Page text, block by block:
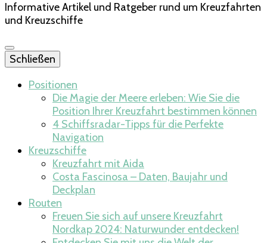
Informative Artikel und Ratgeber rund um Kreuzfahrten
und Kreuzschiffe
Schließen
Positionen
Die Magie der Meere erleben: Wie Sie die
Position Ihrer Kreuzfahrt bestimmen können
4 Schiffsradar-Tipps für die Perfekte
Navigation
Kreuzschiffe
Kreuzfahrt mit Aida
Costa Fascinosa – Daten, Baujahr und
Deckplan
Routen
Freuen Sie sich auf unsere Kreuzfahrt
Nordkap 2024: Naturwunder entdecken!